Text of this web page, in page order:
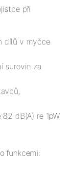
při
dílů v myčce
surovin za
dB(A) re 1pW
funkcemi: